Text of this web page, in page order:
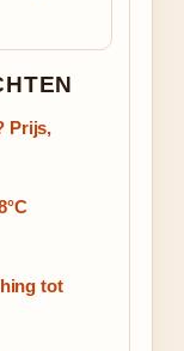
Prijs,
tot